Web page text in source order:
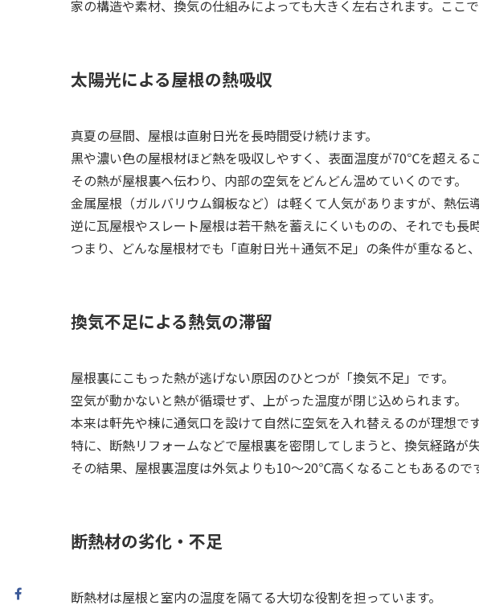
家の構造や素材、換気の仕組みによっても大きく左右されます。ここ
太陽光による屋根の熱吸収
真夏の昼間、屋根は直射日光を長時間受け続けます。
黒や濃い色の屋根材ほど熱を吸収しやすく、表面温度が70℃を超える
その熱が屋根裏へ伝わり、内部の空気をどんどん温めていくのです。
金属屋根（ガルバリウム鋼板など）は軽くて人気がありますが、熱伝
逆に瓦屋根やスレート屋根は若干熱を蓄えにくいものの、それでも長
つまり、どんな屋根材でも「直射日光＋通気不足」の条件が重なると
換気不足による熱気の滞留
屋根裏にこもった熱が逃げない原因のひとつが「換気不足」です。
空気が動かないと熱が循環せず、上がった温度が閉じ込められます。
本来は軒先や棟に通気口を設けて自然に空気を入れ替えるのが理想で
特に、断熱リフォームなどで屋根裏を密閉してしまうと、換気経路が
その結果、屋根裏温度は外気よりも10〜20℃高くなることもあるので
断熱材の劣化・不足
断熱材は屋根と室内の温度を隔てる大切な役割を担っています。